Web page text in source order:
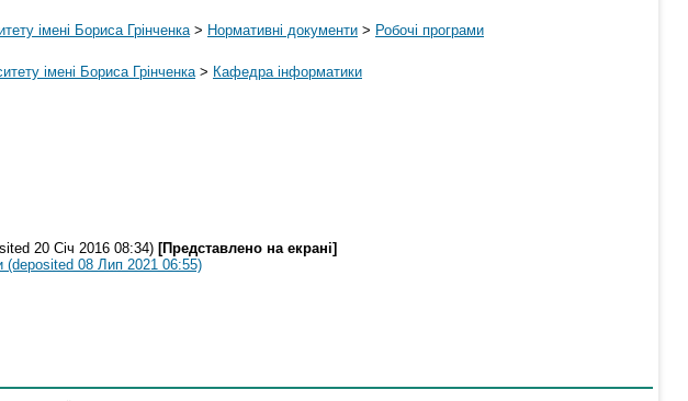
імені Бориса Грінченка > Нормативні документи > Робочі програми
імені Бориса Грінченка > Кафедра інформатики
20 Січ 2016 08:34) [Представлено на екрані]
(deposited 08 Лип 2021 06:55)